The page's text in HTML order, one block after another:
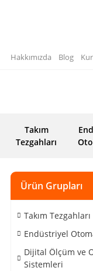
Hakkımızda Blog
Takım
Tezgahları
Ürün Grupları
Takım Tezgahları
Endüstriyel
Dijital Ölçüm ve
Sistemleri